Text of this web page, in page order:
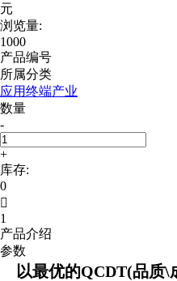
元
浏览量:
1000
产品编号
所属分类
应用终端产业
数量
-
+
库存:
0

1
产品介绍
参数
以最优的QCDT(品质\